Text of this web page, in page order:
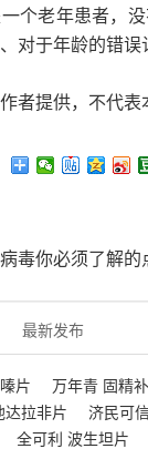
个老年患者，
对于年龄的错误
者提供，不代表
毒你必须了解的
最新发布
片 万年青 固精
达拉非片 济民可
全可利 波生坦片